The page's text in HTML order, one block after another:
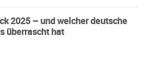
2025 – und welcher deutsche
überrascht hat